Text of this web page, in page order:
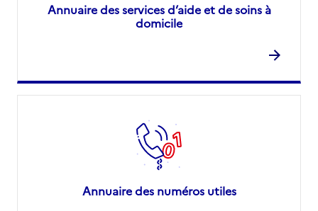
Annuaire des services d’aide et de soins à
domicile
Annuaire des numéros utiles